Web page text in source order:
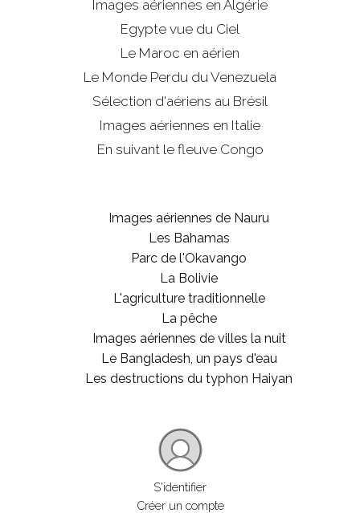
Images aériennes en Algérie
Egypte vue du Ciel
Le Maroc en aérien
Le Monde Perdu du Venezuela
Sélection d'aériens au Brésil
Images aériennes en Italie
En suivant le fleuve Congo
Images aériennes de Nauru
Les Bahamas
Parc de l'Okavango
La Bolivie
L'agriculture traditionnelle
La pêche
Images aériennes de villes la nuit
Le Bangladesh, un pays d'eau
Les destructions du typhon Haiyan
S'identifier
Créer un compte